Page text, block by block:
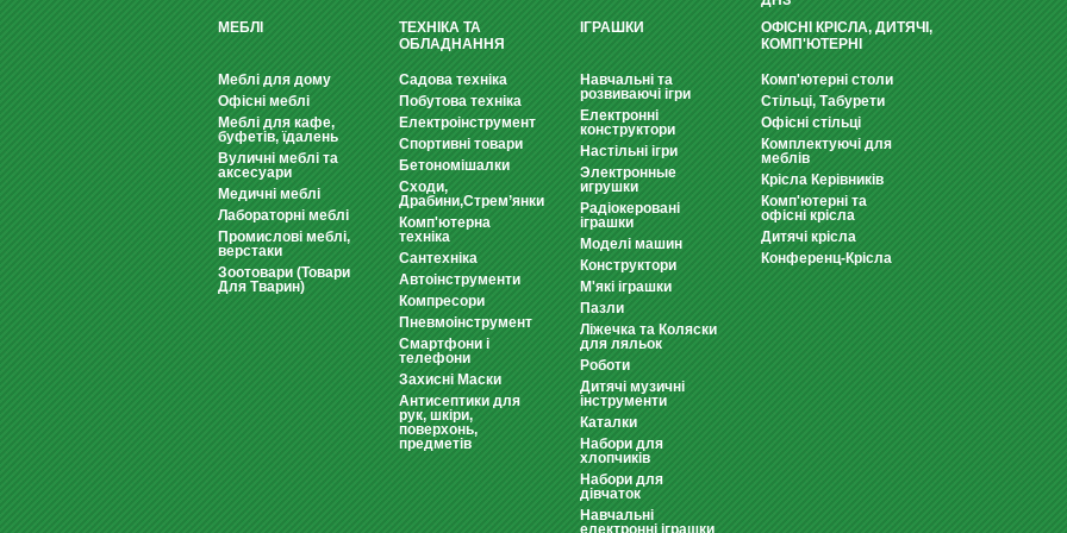
МЕБЛІ
Меблі для дому
Офісні меблі
Меблі для кафе,
буфетів, їдалень
Вуличні меблі та
аксесуари
Медичні меблі
Лабораторні меблі
Промислові меблі,
верстаки
Зоотовари (Товари
Для Тварин)
ТЕХНІКА ТА
ОБЛАДНАННЯ
Садова техніка
Побутова техніка
Електроінструмент
Спортивні товари
Бетономішалки
Сходи,
Драбини,Стрем’янки
Комп'ютерна
техніка
Сантехніка
Автоінструменти
Компресори
Пневмоінструмент
Смартфони і
телефони
Захисні Маски
Антисептики для
рук, шкіри,
поверхонь,
предметів
ІГРАШКИ
Навчальні та
розвиваючі ігри
Електронні
конструктори
Настільні ігри
Электронные
игрушки
Радіокеровані
іграшки
Моделі машин
Конструктори
М'які іграшки
Пазли
Ліжечка та Коляски
для ляльок
Роботи
Дитячі музичні
інструменти
Каталки
Набори для
хлопчиків
Набори для
дівчаток
Навчальні
електронні іграшки
ОФІСНІ КРІСЛА, ДИТЯЧІ,
КОМП'ЮТЕРНІ
Комп'ютерні столи
Стільці, Табурети
Офісні стільці
Комплектуючі для
меблів
Крісла Керівників
Комп'ютерні та
офісні крісла
Дитячі крісла
Конференц-Крісла